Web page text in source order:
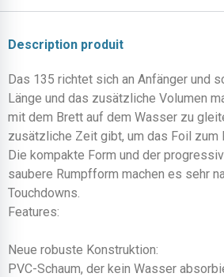
Description produit
Das 135 richtet sich an Anfänger und
Länge und das zusätzliche Volumen
mit dem Brett auf dem Wasser zu
zusätzliche Zeit gibt, um das Foil zum
Die kompakte Form und der
saubere Rumpfform machen es sehr
Touchdowns.
Features:
Neue robuste Konstruktion:
PVC-Schaum, der kein Wasser